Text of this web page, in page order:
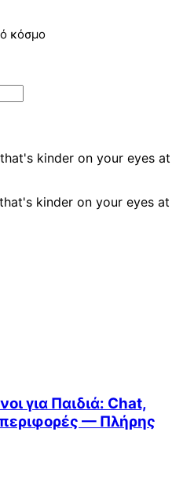
κόσμο
kinder on your eyes at
kinder on your eyes at
για Παιδιά: Chat,
— Πλήρης